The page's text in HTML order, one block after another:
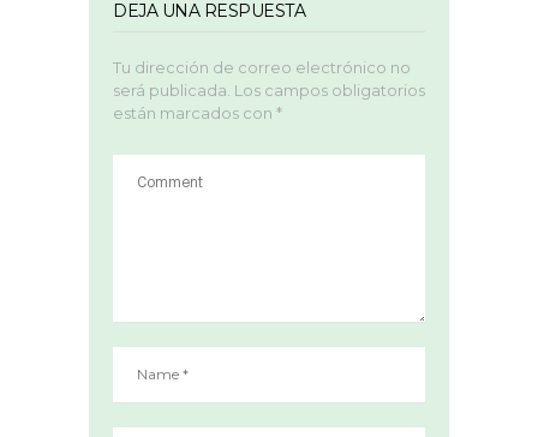
DEJA UNA RESPUESTA
Tu dirección de correo electrónico no
será publicada. Los campos obligatorios
están marcados con *